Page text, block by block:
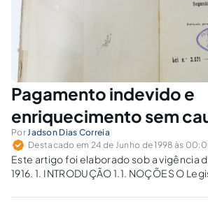
Pagamento indevido e
enriquecimento sem
Por Jadson Dias Correia
Destacado em 24 de Junho de 1998 às
Este artigo foi elaborado sob a vigência
1916. 1. INTRODUÇÃO 1.1. NOÇÕES O
recebeu o que lhe não era devido fica